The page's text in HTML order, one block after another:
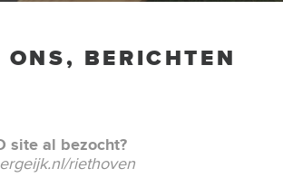
BERICHTEN
site al bezocht?
riethoven